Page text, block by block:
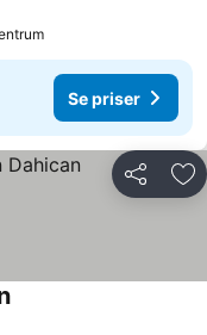
Se priser
Del
Se priser